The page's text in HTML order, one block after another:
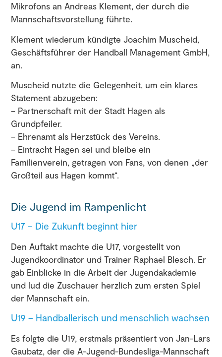
Mikrofons an Andreas Klement, der durch die
Mannschaftsvorstellung führte.
Klement wiederum kündigte Joachim Muscheid,
Geschäftsführer der Handball Management GmbH,
an.
Muscheid nutzte die Gelegenheit, um ein klares
Statement abzugeben:
– Partnerschaft mit der Stadt Hagen als
Grundpfeiler.
– Ehrenamt als Herzstück des Vereins.
– Eintracht Hagen sei und bleibe ein
Familienverein, getragen von Fans, von denen „der
Großteil aus Hagen kommt“.
Die Jugend im Rampenlicht
U17 – Die Zukunft beginnt hier
Den Auftakt machte die U17, vorgestellt von
Jugendkoordinator und Trainer Raphael Blesch. Er
gab Einblicke in die Arbeit der Jugendakademie
und lud die Zuschauer herzlich zum ersten Spiel
der Mannschaft ein.
U19 – Handballerisch und menschlich wachsen
Es folgte die U19, erstmals präsentiert von Jan-Lars
Gaubatz, der die A-Jugend-Bundesliga-Mannschaft